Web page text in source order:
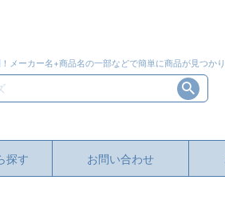
メーカー名+商品名の一部などで簡単に商品が見つかり
探す お問い合わせ